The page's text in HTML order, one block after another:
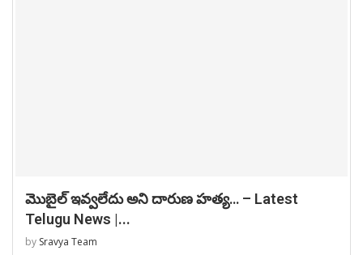
మొబైల్ ఇవ్వలేదు అని దారుణ హత్య… – Latest
Telugu News |...
by Sravya Team